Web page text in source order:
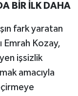
BİR İLK DAHA
fark yaratan
Emrah Kozay,
işsizlik
amacıyla